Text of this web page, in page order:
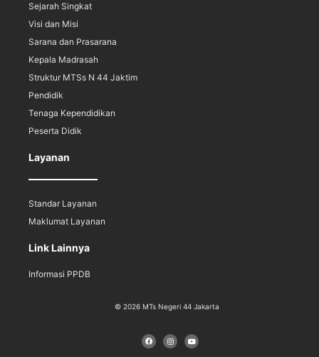
Sejarah Singkat
Visi dan Misi
Sarana dan Prasarana
Kepala Madrasah
Struktur MTSs N 44 Jaktim
Pendidik
Tenaga Kependidikan
Peserta Didik
Layanan
Standar Layanan
Maklumat Layanan
Link Lainnya
Informasi PPDB
© 2026 MTs Negeri 44 Jakarta